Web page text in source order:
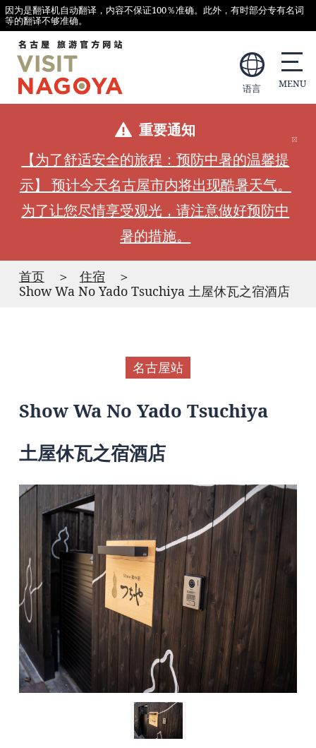
因为是翻译机自动翻译，内容不保证100％准确。此外，有时部分专有名词
等的翻译不够准确。
语言
重要通知
【为了舒适安全的旅程：预防中暑的温馨提
示】 预计今天名古屋市内将出现酷暑天气。
为了让您尽情享受观光，请注意做好预防中
暑的措施。
首页
住宿
Show Wa No Yado Tsuchiya 土屋休瓦之宿酒店
名古屋站
Show Wa No Yado Tsuchiya
土屋休瓦之宿酒店